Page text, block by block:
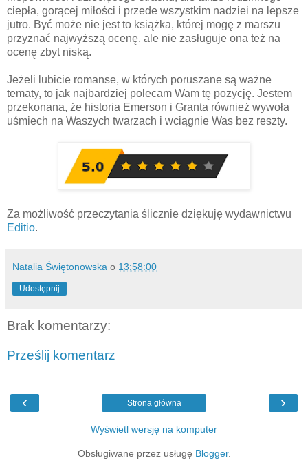
ciepła, gorącej miłości i przede wszystkim nadziei na lepsze
jutro. Być może nie jest to książka, której mogę z marszu
przyznać najwyższą ocenę, ale nie zasługuje ona też na
ocenę zbyt niską.
Jeżeli lubicie romanse, w których poruszane są ważne
tematy, to jak najbardziej polecam Wam tę pozycję. Jestem
przekonana, że historia Emerson i Granta również wywoła
uśmiech na Waszych twarzach i wciągnie Was bez reszty.
Za możliwość przeczytania ślicznie dziękuję wydawnictwu
Editio.
Natalia Świętonowska o 13:58:00
Udostępnij
Brak komentarzy:
Prześlij komentarz
‹ ›
Strona główna
Wyświetl wersję na komputer
Obsługiwane przez usługę Blogger.